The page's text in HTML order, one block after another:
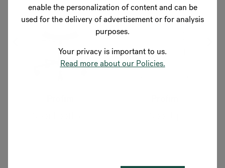
enable the personalization of content and can be
used for the delivery of advertisement or for analysis
purposes.
Your privacy is important to us.
Read more about our Policies.